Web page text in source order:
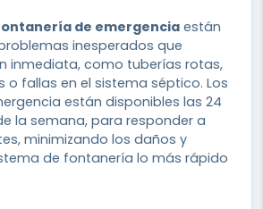
de emergencia están
inesperados que
inmediata, como tuberías rotas,
o fallas en el sistema séptico. Los
están disponibles las 24
la semana, para responder a
minimizando los daños y
de fontanería lo más rápido